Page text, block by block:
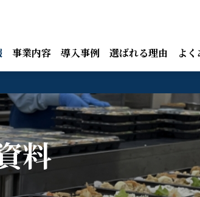
事業内容 導入事例 選ばれる理由 よ
料